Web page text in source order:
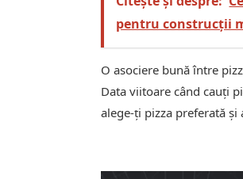
pentru construcții
O asociere bună între
Data viitoare când cauți
alege-ți pizza preferată